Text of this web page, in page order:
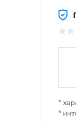
*
*